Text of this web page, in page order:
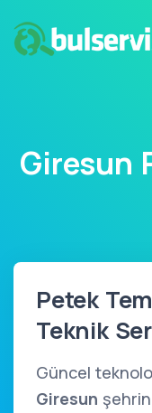
Giresun
Petek
Teknik
Güncel
Giresun